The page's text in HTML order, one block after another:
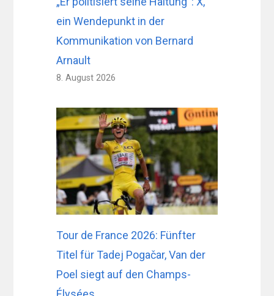
ein Wendepunkt in der
Kommunikation von Bernard
Arnault
8. August 2026
Tour de France 2026: Fünfter
Titel für Tadej Pogačar, Van der
Poel siegt auf den Champs-